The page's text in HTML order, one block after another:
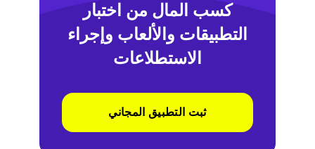
كسب المال من اختبار
التطبيقات والألعاب وإجراء
الاستطلاعات
ثبت التطبيق المجاني